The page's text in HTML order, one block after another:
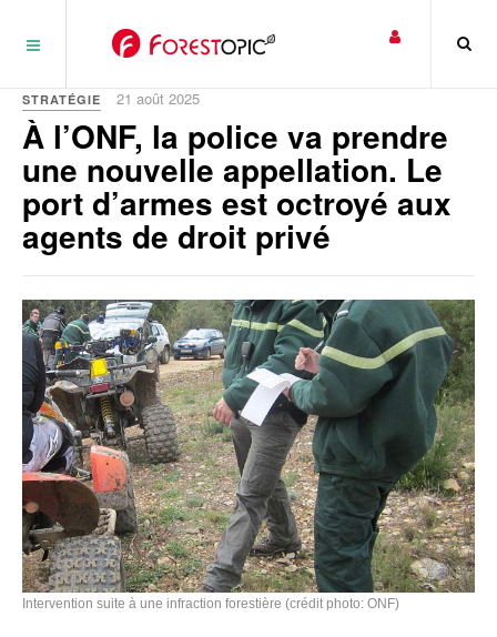
STRATÉGIE 21 août 2025
À l’ONF, la police va prendre
une nouvelle appellation. Le
port d’armes est octroyé aux
agents de droit privé
Intervention suite à une infraction forestière (crédit photo: ONF)